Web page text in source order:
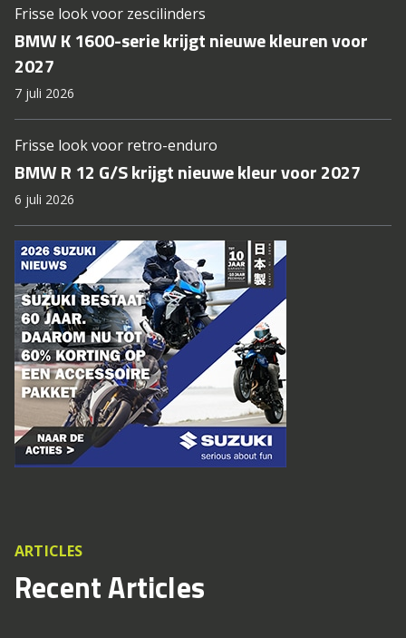
Frisse look voor zescilinders
BMW K 1600-serie krijgt nieuwe kleuren voor
2027
7 juli 2026
Frisse look voor retro-enduro
BMW R 12 G/S krijgt nieuwe kleur voor 2027
6 juli 2026
ARTICLES
Recent Articles